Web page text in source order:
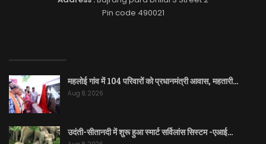
Pin code 490021
महलोई गांव में 104 परिवारों को प्रधानमंत्री आवास, महतारी…
Aug 8, 2026
उदंती-सीतानदी में शुरू हुआ स्मार्ट सर्विलांस सिस्टम -एआई…